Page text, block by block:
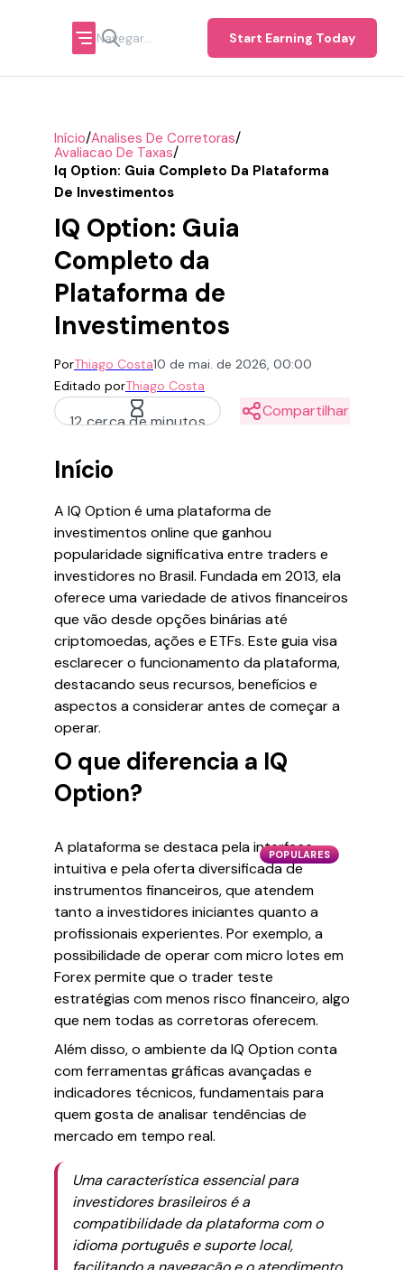
Start Earning Today
Início/Analises De Corretoras/
Avaliacao De Taxas/
Iq Option: Guia Completo Da Plataforma
De Investimentos
IQ Option: Guia
Completo da
Plataforma de
Investimentos
PorThiago Costa10 de mai. de 2026, 00:00
Editado porThiago Costa
12 cerca de minutos
Compartilhar
Início
A IQ Option é uma plataforma de
investimentos online que ganhou
popularidade significativa entre traders e
investidores no Brasil. Fundada em 2013, ela
oferece uma variedade de ativos financeiros
que vão desde opções binárias até
criptomoedas, ações e ETFs. Este guia visa
esclarecer o funcionamento da plataforma,
destacando seus recursos, benefícios e
aspectos a considerar antes de começar a
operar.
O que diferencia a IQ
Option?
POPULARES
A plataforma se destaca pela interface
intuitiva e pela oferta diversificada de
instrumentos financeiros, que atendem
tanto a investidores iniciantes quanto a
profissionais experientes. Por exemplo, a
possibilidade de operar com micro lotes em
Forex permite que o trader teste
estratégias com menos risco financeiro, algo
que nem todas as corretoras oferecem.
Além disso, o ambiente da IQ Option conta
com ferramentas gráficas avançadas e
indicadores técnicos, fundamentais para
quem gosta de analisar tendências de
mercado em tempo real.
Uma característica essencial para
investidores brasileiros é a
compatibilidade da plataforma com o
idioma português e suporte local,